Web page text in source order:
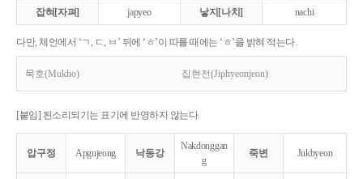
잡혀[자펴] japyeo 낳지[나치] nachi
다만, 체언에서 ‘ㄱ, ㄷ, ㅂ’ 뒤에 ‘ㅎ’이 따를 때에는 ‘ㅎ’을 밝혀 적는다.
묵호(Mukho) 집현전(Jiphyeonjeon)
[붙임] 된소리되기는 표기에 반영하지 않는다.
압구정 Apgujeong 낙동강
Nakdonggan
g
죽변 Jukbyeon